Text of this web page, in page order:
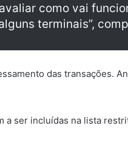
como vai
terminais”,
das transações.
ser incluídas na lista